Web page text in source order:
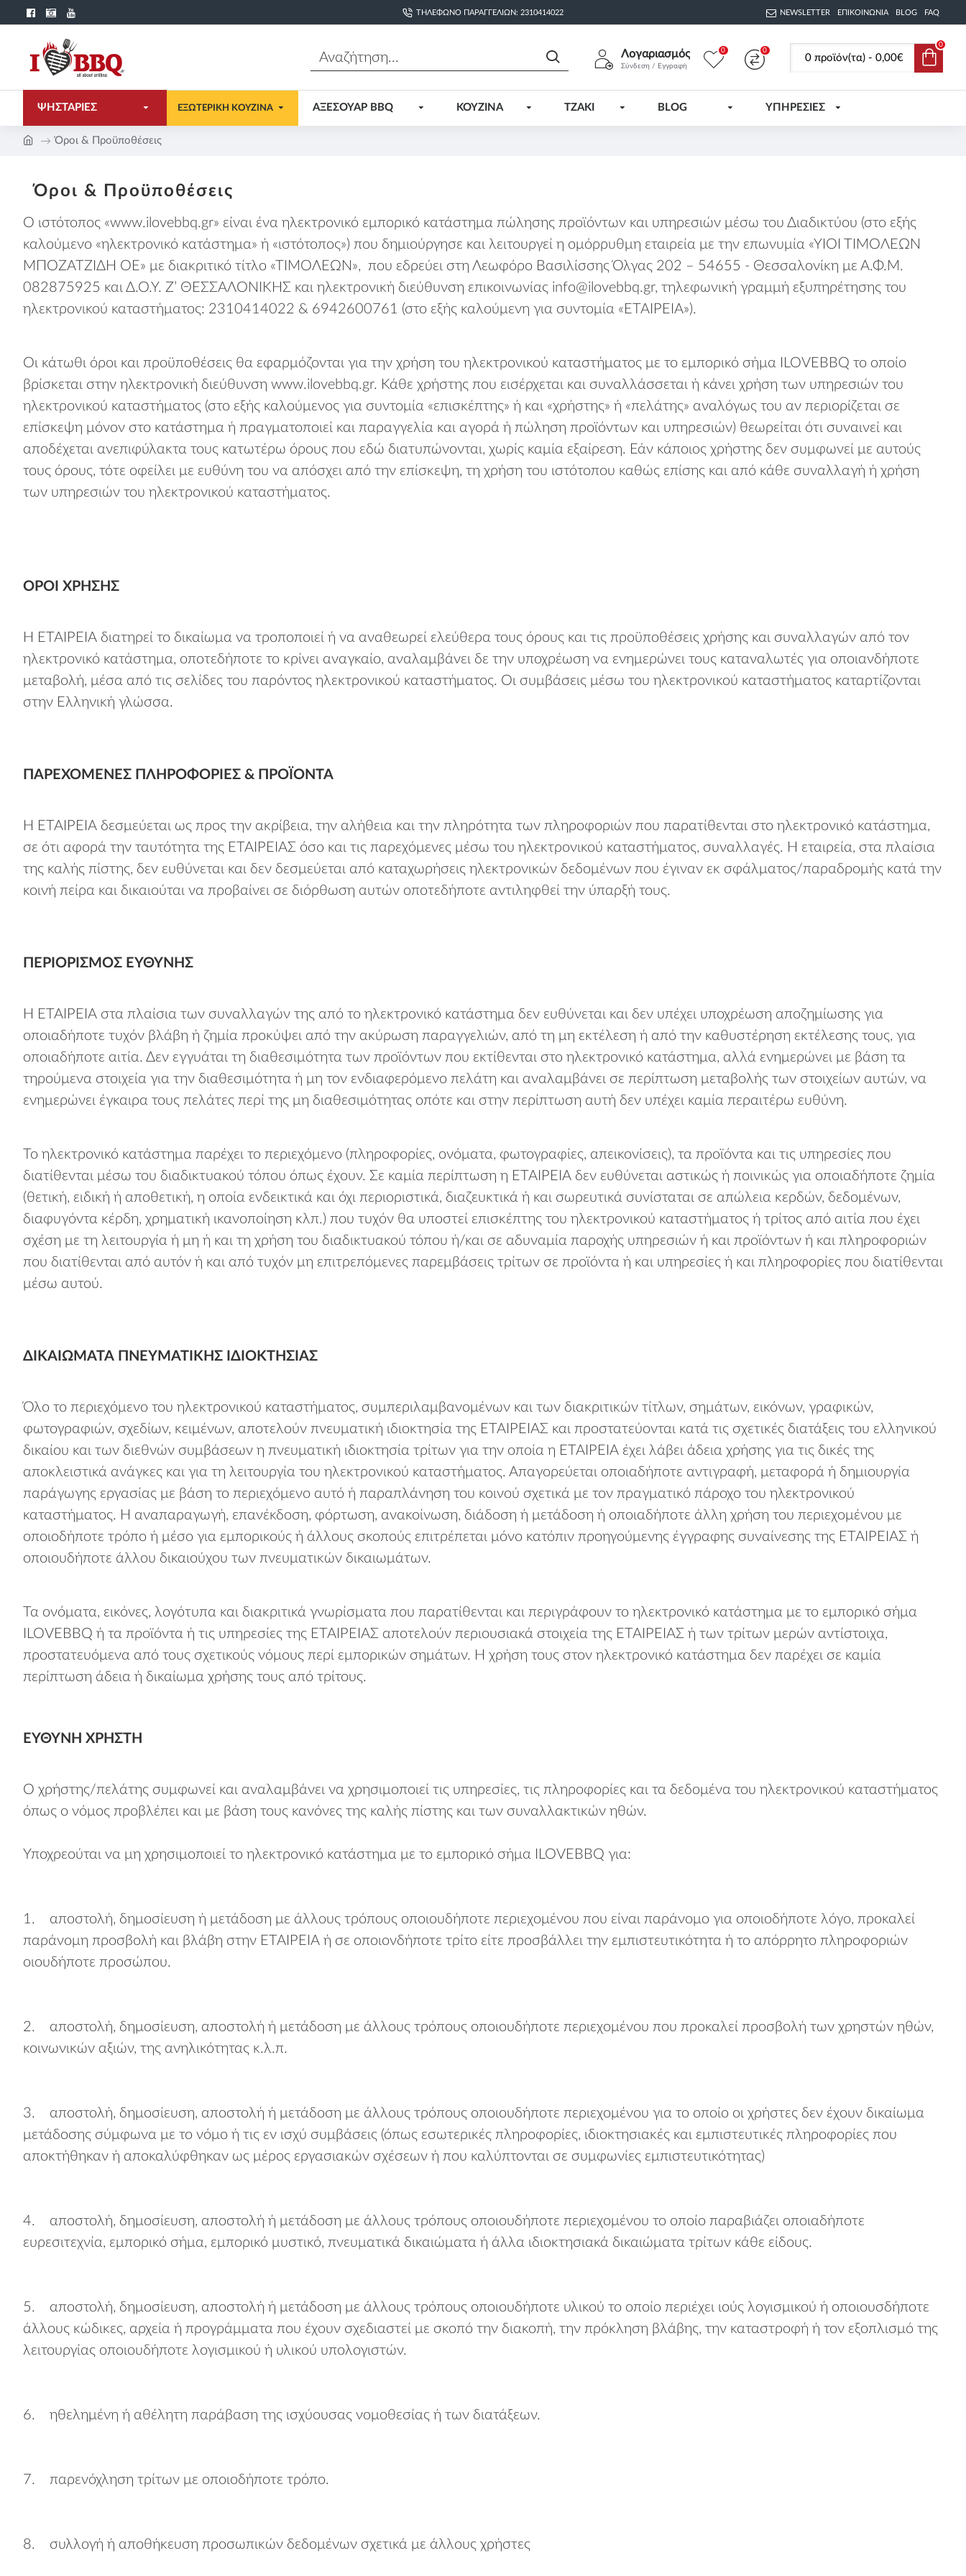
ΤΗΛΈΦΩΝΟ ΠΑΡΑΓΓΕΛΙΏΝ: 2310414022 NEWSLETTER ΕΠΙΚΟΙΝΩΝΊΑ BLOG FAQ
Λογαριασμός
Σύνδεση / Εγγραφή
0 0
0 προϊόν(τα) - 0,00€
0
ΨΗΣΤΑΡΙΕΣ ΕΞΩΤΕΡΙΚΗ ΚΟΥΖΙΝΑ ΑΞΕΣΟΥΑΡ BBQ ΚΟΥΖΙΝΑ ΤΖΑΚΙ BLOG ΥΠΗΡΕΣΙΕΣ
Όροι & Προϋποθέσεις
Όροι & Προϋποθέσεις
O ιστότοπος «www.ilovebbq.gr» είναι ένα ηλεκτρονικό εμπορικό κατάστημα πώλησης προϊόντων και υπηρεσιών μέσω του Διαδικτύου (στο εξής
καλούμενο «ηλεκτρονικό κατάστημα» ή «ιστότοπος») που δημιούργησε και λειτουργεί η ομόρρυθμη εταιρεία με την επωνυμία «ΥΙΟΙ ΤΙΜΟΛΕΩΝ
ΜΠΟΖΑΤΖΙΔΗ ΟΕ» με διακριτικό τίτλο «ΤΙΜΟΛΕΩΝ», που εδρεύει στη Λεωφόρο Βασιλίσσης Όλγας 202 – 54655 - Θεσσαλονίκη με Α.Φ.Μ.
082875925 και Δ.Ο.Υ. Ζ’ ΘΕΣΣΑΛΟΝΙΚΗΣ και ηλεκτρονική διεύθυνση επικοινωνίας info@ilovebbq.gr, τηλεφωνική γραμμή εξυπηρέτησης του
ηλεκτρονικού καταστήματος: 2310414022 & 6942600761 (στο εξής καλούμενη για συντομία «ΕΤΑΙΡΕΙΑ»).
Οι κάτωθι όροι και προϋποθέσεις θα εφαρμόζονται για την χρήση του ηλεκτρονικού καταστήματος με το εμπορικό σήμα ILOVEBBQ το οποίο
βρίσκεται στην ηλεκτρονική διεύθυνση www.ilovebbq.gr. Κάθε χρήστης που εισέρχεται και συναλλάσσεται ή κάνει χρήση των υπηρεσιών του
ηλεκτρονικού καταστήματος (στο εξής καλούμενος για συντομία «επισκέπτης» ή και «χρήστης» ή «πελάτης» αναλόγως του αν περιορίζεται σε
επίσκεψη μόνον στο κατάστημα ή πραγματοποιεί και παραγγελία και αγορά ή πώληση προϊόντων και υπηρεσιών) θεωρείται ότι συναινεί και
αποδέχεται ανεπιφύλακτα τους κατωτέρω όρους που εδώ διατυπώνονται, χωρίς καμία εξαίρεση. Εάν κάποιος χρήστης δεν συμφωνεί με αυτούς
τους όρους, τότε οφείλει με ευθύνη του να απόσχει από την επίσκεψη, τη χρήση του ιστότοπου καθώς επίσης και από κάθε συναλλαγή ή χρήση
των υπηρεσιών του ηλεκτρονικού καταστήματος.
ΌΡΟΙ ΧΡΉΣΗΣ
Η ΕΤΑΙΡΕΙΑ διατηρεί το δικαίωμα να τροποποιεί ή να αναθεωρεί ελεύθερα τους όρους και τις προϋποθέσεις χρήσης και συναλλαγών από τον
ηλεκτρονικό κατάστημα, οποτεδήποτε το κρίνει αναγκαίο, αναλαμβάνει δε την υποχρέωση να ενημερώνει τους καταναλωτές για οποιανδήποτε
μεταβολή, μέσα από τις σελίδες του παρόντος ηλεκτρονικού καταστήματος. Οι συμβάσεις μέσω του ηλεκτρονικού καταστήματος καταρτίζονται
στην Ελληνική γλώσσα.
ΠΑΡΕΧΌΜΕΝΕΣ ΠΛΗΡΟΦΟΡΊΕΣ & ΠΡΟΪΌΝΤΑ
H ΕΤΑΙΡΕΙΑ δεσμεύεται ως προς την ακρίβεια, την αλήθεια και την πληρότητα των πληροφοριών που παρατίθενται στο ηλεκτρονικό κατάστημα,
σε ότι αφορά την ταυτότητα της ΕΤΑΙΡΕΙΑΣ όσο και τις παρεχόμενες μέσω του ηλεκτρονικού καταστήματος, συναλλαγές. Η εταιρεία, στα πλαίσια
της καλής πίστης, δεν ευθύνεται και δεν δεσμεύεται από καταχωρήσεις ηλεκτρονικών δεδομένων που έγιναν εκ σφάλματος/παραδρομής κατά την
κοινή πείρα και δικαιούται να προβαίνει σε διόρθωση αυτών οποτεδήποτε αντιληφθεί την ύπαρξή τους.
ΠΕΡΙΟΡΙΣΜΌΣ ΕΥΘΎΝΗΣ
Η ΕΤΑΙΡΕΙΑ στα πλαίσια των συναλλαγών της από το ηλεκτρονικό κατάστημα δεν ευθύνεται και δεν υπέχει υποχρέωση αποζημίωσης για
οποιαδήποτε τυχόν βλάβη ή ζημία προκύψει από την ακύρωση παραγγελιών, από τη μη εκτέλεση ή από την καθυστέρηση εκτέλεσης τους, για
οποιαδήποτε αιτία. Δεν εγγυάται τη διαθεσιμότητα των προϊόντων που εκτίθενται στο ηλεκτρονικό κατάστημα, αλλά ενημερώνει με βάση τα
τηρούμενα στοιχεία για την διαθεσιμότητα ή μη τον ενδιαφερόμενο πελάτη και αναλαμβάνει σε περίπτωση μεταβολής των στοιχείων αυτών, να
ενημερώνει έγκαιρα τους πελάτες περί της μη διαθεσιμότητας οπότε και στην περίπτωση αυτή δεν υπέχει καμία περαιτέρω ευθύνη.
Το ηλεκτρονικό κατάστημα παρέχει το περιεχόμενο (πληροφορίες, ονόματα, φωτογραφίες, απεικονίσεις), τα προϊόντα και τις υπηρεσίες που
διατίθενται μέσω του διαδικτυακού τόπου όπως έχουν. Σε καμία περίπτωση η ΕΤΑΙΡΕΙΑ δεν ευθύνεται αστικώς ή ποινικώς για οποιαδήποτε ζημία
(θετική, ειδική ή αποθετική, η οποία ενδεικτικά και όχι περιοριστικά, διαζευκτικά ή και σωρευτικά συνίσταται σε απώλεια κερδών, δεδομένων,
διαφυγόντα κέρδη, χρηματική ικανοποίηση κλπ.) που τυχόν θα υποστεί επισκέπτης του ηλεκτρονικού καταστήματος ή τρίτος από αιτία που έχει
σχέση με τη λειτουργία ή μη ή και τη χρήση του διαδικτυακού τόπου ή/και σε αδυναμία παροχής υπηρεσιών ή και προϊόντων ή και πληροφοριών
που διατίθενται από αυτόν ή και από τυχόν μη επιτρεπόμενες παρεμβάσεις τρίτων σε προϊόντα ή και υπηρεσίες ή και πληροφορίες που διατίθενται
μέσω αυτού.
ΔΙΚΑΙΏΜΑΤΑ ΠΝΕΥΜΑΤΙΚΉΣ ΙΔΙΟΚΤΗΣΊΑΣ
Όλο το περιεχόμενο του ηλεκτρονικού καταστήματος, συμπεριλαμβανομένων και των διακριτικών τίτλων, σημάτων, εικόνων, γραφικών,
φωτογραφιών, σχεδίων, κειμένων, αποτελούν πνευματική ιδιοκτησία της ΕΤΑΙΡΕΙΑΣ και προστατεύονται κατά τις σχετικές διατάξεις του ελληνικού
δικαίου και των διεθνών συμβάσεων η πνευματική ιδιοκτησία τρίτων για την οποία η ΕΤΑΙΡΕΙΑ έχει λάβει άδεια χρήσης για τις δικές της
αποκλειστικά ανάγκες και για τη λειτουργία του ηλεκτρονικού καταστήματος. Απαγορεύεται οποιαδήποτε αντιγραφή, μεταφορά ή δημιουργία
παράγωγης εργασίας με βάση το περιεχόμενο αυτό ή παραπλάνηση του κοινού σχετικά με τον πραγματικό πάροχο του ηλεκτρονικού
καταστήματος. Η αναπαραγωγή, επανέκδοση, φόρτωση, ανακοίνωση, διάδοση ή μετάδοση ή οποιαδήποτε άλλη χρήση του περιεχομένου με
οποιοδήποτε τρόπο ή μέσο για εμπορικούς ή άλλους σκοπούς επιτρέπεται μόνο κατόπιν προηγούμενης έγγραφης συναίνεσης της ΕΤΑΙΡΕΙΑΣ ή
οποιουδήποτε άλλου δικαιούχου των πνευματικών δικαιωμάτων.
Τα ονόματα, εικόνες, λογότυπα και διακριτικά γνωρίσματα που παρατίθενται και περιγράφουν το ηλεκτρονικό κατάστημα με το εμπορικό σήμα
ILOVEBBQ ή τα προϊόντα ή τις υπηρεσίες της ΕΤΑΙΡΕΙΑΣ αποτελούν περιουσιακά στοιχεία της ΕΤΑΙΡΕΙΑΣ ή των τρίτων μερών αντίστοιχα,
προστατευόμενα από τους σχετικούς νόμους περί εμπορικών σημάτων. Η χρήση τους στον ηλεκτρονικό κατάστημα δεν παρέχει σε καμία
περίπτωση άδεια ή δικαίωμα χρήσης τους από τρίτους.
ΕΥΘΎΝΗ ΧΡΉΣΤΗ
Ο χρήστης/πελάτης συμφωνεί και αναλαμβάνει να χρησιμοποιεί τις υπηρεσίες, τις πληροφορίες και τα δεδομένα του ηλεκτρονικού καταστήματος
όπως ο νόμος προβλέπει και με βάση τους κανόνες της καλής πίστης και των συναλλακτικών ηθών.
Υποχρεούται να μη χρησιμοποιεί το ηλεκτρονικό κατάστημα με το εμπορικό σήμα ILOVEBBQ για:
1. αποστολή, δημοσίευση ή μετάδοση με άλλους τρόπους οποιουδήποτε περιεχομένου που είναι παράνομο για οποιοδήποτε λόγο, προκαλεί
παράνομη προσβολή και βλάβη στην ΕΤΑΙΡΕΙΑ ή σε οποιονδήποτε τρίτο είτε προσβάλλει την εμπιστευτικότητα ή το απόρρητο πληροφοριών
οιουδήποτε προσώπου.
2. αποστολή, δημοσίευση, αποστολή ή μετάδοση με άλλους τρόπους οποιουδήποτε περιεχομένου που προκαλεί προσβολή των χρηστών ηθών,
κοινωνικών αξιών, της ανηλικότητας κ.λ.π.
3. αποστολή, δημοσίευση, αποστολή ή μετάδοση με άλλους τρόπους οποιουδήποτε περιεχομένου για το οποίο οι χρήστες δεν έχουν δικαίωμα
μετάδοσης σύμφωνα με το νόμο ή τις εν ισχύ συμβάσεις (όπως εσωτερικές πληροφορίες, ιδιοκτησιακές και εμπιστευτικές πληροφορίες που
αποκτήθηκαν ή αποκαλύφθηκαν ως μέρος εργασιακών σχέσεων ή που καλύπτονται σε συμφωνίες εμπιστευτικότητας)
4. αποστολή, δημοσίευση, αποστολή ή μετάδοση με άλλους τρόπους οποιουδήποτε περιεχομένου το οποίο παραβιάζει οποιαδήποτε
ευρεσιτεχνία, εμπορικό σήμα, εμπορικό μυστικό, πνευματικά δικαιώματα ή άλλα ιδιοκτησιακά δικαιώματα τρίτων κάθε είδους.
5. αποστολή, δημοσίευση, αποστολή ή μετάδοση με άλλους τρόπους οποιουδήποτε υλικού το οποίο περιέχει ιούς λογισμικού ή οποιουσδήποτε
άλλους κώδικες, αρχεία ή προγράμματα που έχουν σχεδιαστεί με σκοπό την διακοπή, την πρόκληση βλάβης, την καταστροφή ή τον εξοπλισμό της
λειτουργίας οποιουδήποτε λογισμικού ή υλικού υπολογιστών.
6. ηθελημένη ή αθέλητη παράβαση της ισχύουσας νομοθεσίας ή των διατάξεων.
7. παρενόχληση τρίτων με οποιοδήποτε τρόπο.
8. συλλογή ή αποθήκευση προσωπικών δεδομένων σχετικά με άλλους χρήστες